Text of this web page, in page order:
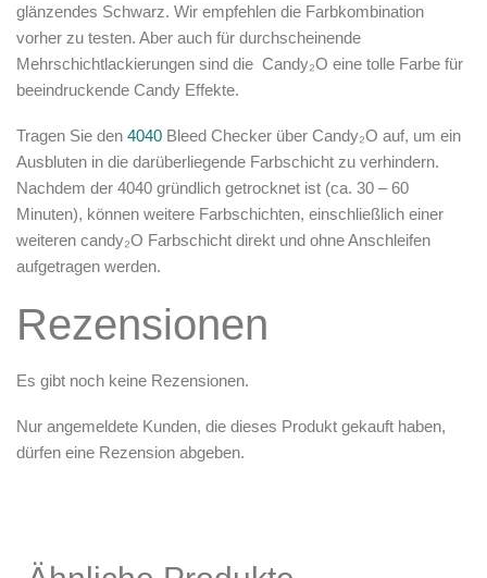
glänzendes Schwarz. Wir empfehlen die Farbkombination
vorher zu testen. Aber auch für durchscheinende
Mehrschichtlackierungen sind die Candy₂O eine tolle Farbe für
beeindruckende Candy Effekte.
Tragen Sie den 4040 Bleed Checker über Candy₂O auf, um ein
Ausbluten in die darüberliegende Farbschicht zu verhindern.
Nachdem der 4040 gründlich getrocknet ist (ca. 30 – 60
Minuten), können weitere Farbschichten, einschließlich einer
weiteren candy₂O Farbschicht direkt und ohne Anschleifen
aufgetragen werden.
Rezensionen
Es gibt noch keine Rezensionen.
Nur angemeldete Kunden, die dieses Produkt gekauft haben,
dürfen eine Rezension abgeben.